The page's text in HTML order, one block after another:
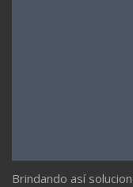
Brindando así